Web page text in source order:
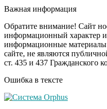
Пересмотрела 10
Ролик длится
секунд, но вы
шоке от
Ролик из Омска:
Важная информация
Обратите внимание! Сайт
информационный характер
информационные
сайте, не являются
ст. 435 и 437 Гражданского
Ошибка в тексте